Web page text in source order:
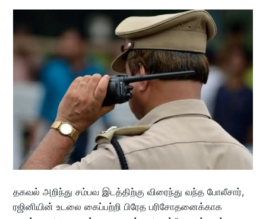
தகவல் அறிந்து சம்பவ இடத்திற்கு விரைந்து வந்த போலீசார்,
ரஜினியின் உடலை கைப்பற்றி பிரேத பரிசோதனைக்காக